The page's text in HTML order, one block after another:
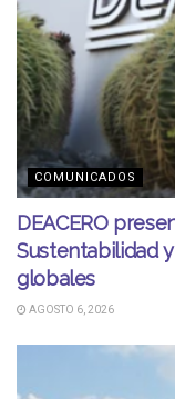
COMUNICADOS
DEACERO
Sustentabilidad
globales
AGOSTO 6, 2026